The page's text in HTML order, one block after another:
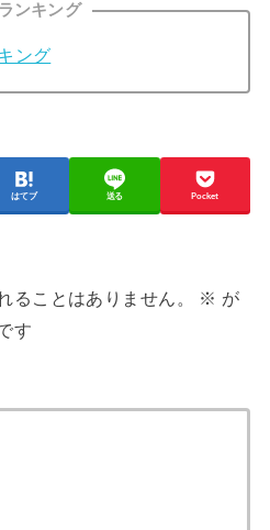
ンキング
ング
はてブ 送る Pocket
ることはありません。 ※ が
す